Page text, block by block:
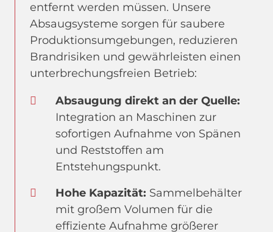
entfernt werden müssen. Unsere
Absaugsysteme sorgen für saubere
Produktionsumgebungen, reduzieren
Brandrisiken und gewährleisten einen
unterbrechungsfreien Betrieb:
Absaugung direkt an der Quelle:
Integration an Maschinen zur
sofortigen Aufnahme von Spänen
und Reststoffen am
Entstehungspunkt.
Hohe Kapazität: Sammelbehälter
mit großem Volumen für die
effiziente Aufnahme größerer